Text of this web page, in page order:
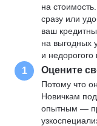
на
сразу или
ваш
на выгодных
и недорогого
1 Оцените
Потому что
Новичкам
опытным —